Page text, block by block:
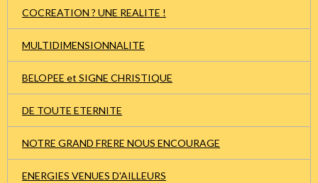
COCREATION ? UNE REALITE !
MULTIDIMENSIONNALITE
BELOPEE et SIGNE CHRISTIQUE
DE TOUTE ETERNITE
NOTRE GRAND FRERE NOUS ENCOURAGE
ENERGIES VENUES D'AILLEURS